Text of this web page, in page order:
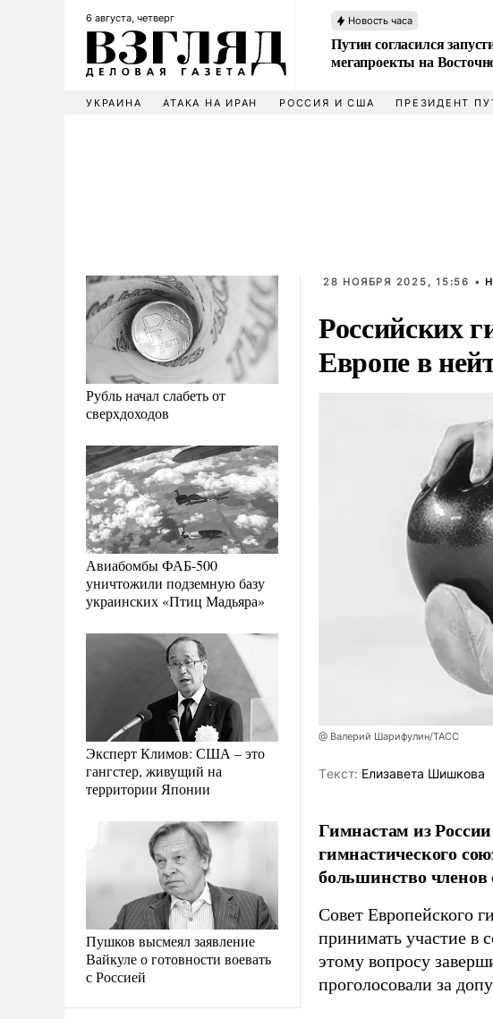
6 августа, четверг Новость часа
Путин согласился
мегапроекты на
УКРАИНА АТАКА НА ИРАН РОССИЯ И США ПРЕЗИДЕНТ
Рубль начал слабеть от
сверхдоходов
Авиабомбы ФАБ-500
уничтожили подземную базу
украинских «Птиц Мадьяра»
Эксперт Климов: США – это
гангстер, живущий на
территории Японии
Пушков высмеял заявление
Вайкуле о готовности воевать
с Россией
28 НОЯБРЯ 2025, 15:56 •
Российских
Европе в
@ Валерий Шарифулин/ТАСС
Tекст: Елизавета Шишкова
Гимнастам из
гимнастического
большинство членов
Совет Европейского
принимать участие в
этому вопросу
проголосовали за